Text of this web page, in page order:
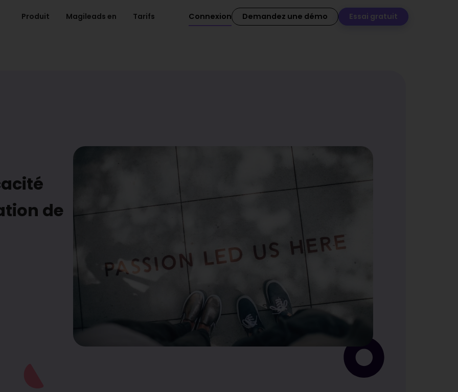
Produit Magileads en Tarifs Connexion Demandez une démo Essai gratuit
de